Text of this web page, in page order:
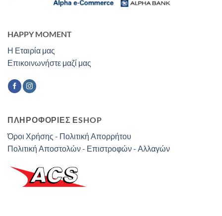
HAPPY MOMENT
Η Εταιρία μας
Επικοινωνήστε μαζί μας
ΠΛΗΡΟΦΟΡΙΕΣ ΕSHOP
Όροι Χρήσης - Πολιτική Απορρήτου
Πολιτική Αποστολών - Επιστροφών - Αλλαγών